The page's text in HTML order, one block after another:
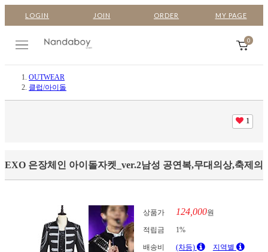
LOGIN JOIN ORDER MY PAGE
0
OUTWEAR
클럽/아이돌
1
EXO 은장체인 아이돌자켓_ver.2남성 공연복,무대의상,축제의
상품가 124,000원
적립금 1%
배송비 (차등) 지역별